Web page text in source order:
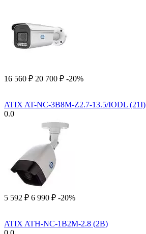
16 560 ₽ 20 700 ₽ -20%
ATIX AT-NC-3B8M-Z2.7-13.5/IODL (21I)
0.0
5 592 ₽ 6 990 ₽ -20%
ATIX ATH-NC-1B2M-2.8 (2B)